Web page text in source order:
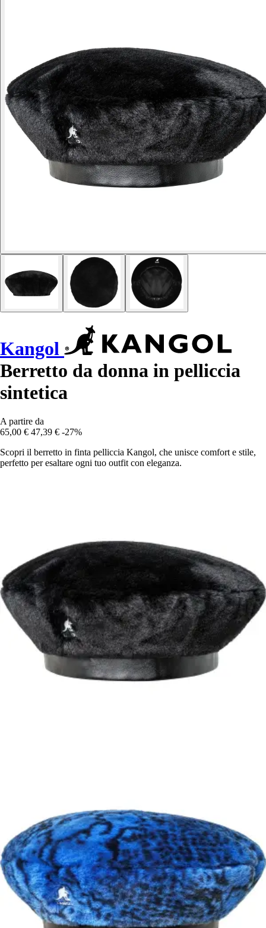
Kangol
Berretto da donna in pelliccia
sintetica
A partire da
65,00 € 47,39 € -27%
Scopri il berretto in finta pelliccia Kangol, che unisce comfort e stile,
perfetto per esaltare ogni tuo outfit con eleganza.